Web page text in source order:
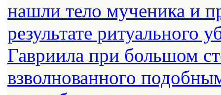
нашли тело мученика и
результате ритуального
Гавриила при большом
взволнованного